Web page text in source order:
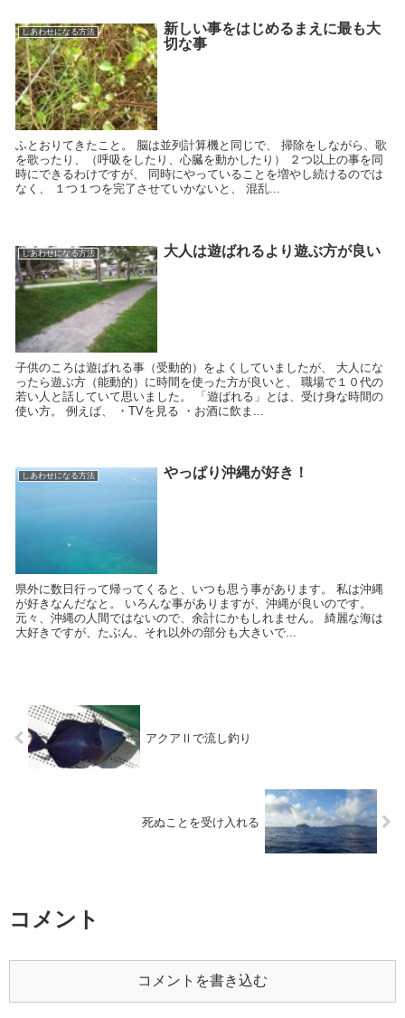
しあわせになる方法
新しい事をはじめるまえに最も大
切な事
ふとおりてきたこと。 脳は並列計算機と同じで、 掃除をしながら、歌
を歌ったり、（呼吸をしたり、心臓を動かしたり） ２つ以上の事を同
時にできるわけですが、 同時にやっていることを増やし続けるのでは
なく、 １つ１つを完了させていかないと、 混乱...
しあわせになる方法 大人は遊ばれるより遊ぶ方が良い
子供のころは遊ばれる事（受動的）をよくしていましたが、 大人にな
ったら遊ぶ方（能動的）に時間を使った方が良いと、 職場で１０代の
若い人と話していて思いました。 「遊ばれる」とは、受け身な時間の
使い方。 例えば、 ・TVを見る ・お酒に飲ま...
しあわせになる方法 やっぱり沖縄が好き！
県外に数日行って帰ってくると、いつも思う事があります。 私は沖縄
が好きなんだなと。 いろんな事がありますが、沖縄が良いのです。
元々、沖縄の人間ではないので、余計にかもしれません。 綺麗な海は
大好きですが、たぶん、それ以外の部分も大きいで...
アクアⅡで流し釣り
死ぬことを受け入れる
コメント
コメントを書き込む